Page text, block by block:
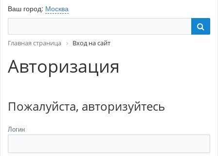
Ваш город: Москва
Главная страница Вход на сайт
Авторизация
Пожалуйста, авторизуйтесь
Логин